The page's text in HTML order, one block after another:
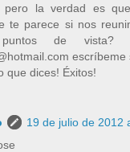
pero la verdad es
te parece si nos
puntos de
que dices! Éxitos!
19 de julio de 2012